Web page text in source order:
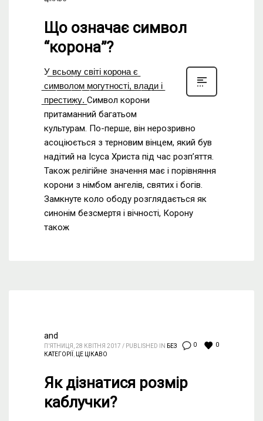
Що означає символ
“корона”?
У̲ ̲в̲с̲ь̲о̲м̲у̲ ̲с̲в̲і̲т̲і̲ ̲к̲о̲р̲о̲н̲а̲ ̲є̲
̲с̲и̲м̲в̲о̲л̲о̲м̲ ̲м̲о̲г̲у̲т̲н̲о̲с̲т̲і̲,̲ ̲в̲л̲а̲д̲и̲ ̲і̲
̲п̲р̲е̲с̲т̲и̲ж̲у̲.̲ Символ корони
притаманний багатьом
культурам. По-перше, він нерозривно
асоціюється з терновим вінцем, який був
надітий на Ісуса Христа під час розп’яття.
Також релігійне значення має і порівняння
корони з німбом ангелів, святих і богів.
Замкнуте коло ободу розглядається як
синонім безсмертя і вічності, Корону
також
0 0
and
П’ЯТНИЦЯ, 28 КВІТНЯ 2017 / PUBLISHED IN БЕЗ
КАТЕГОРІЇ , ЦЕ ЦІКАВО
Як дізнатися розмір
каблучки?